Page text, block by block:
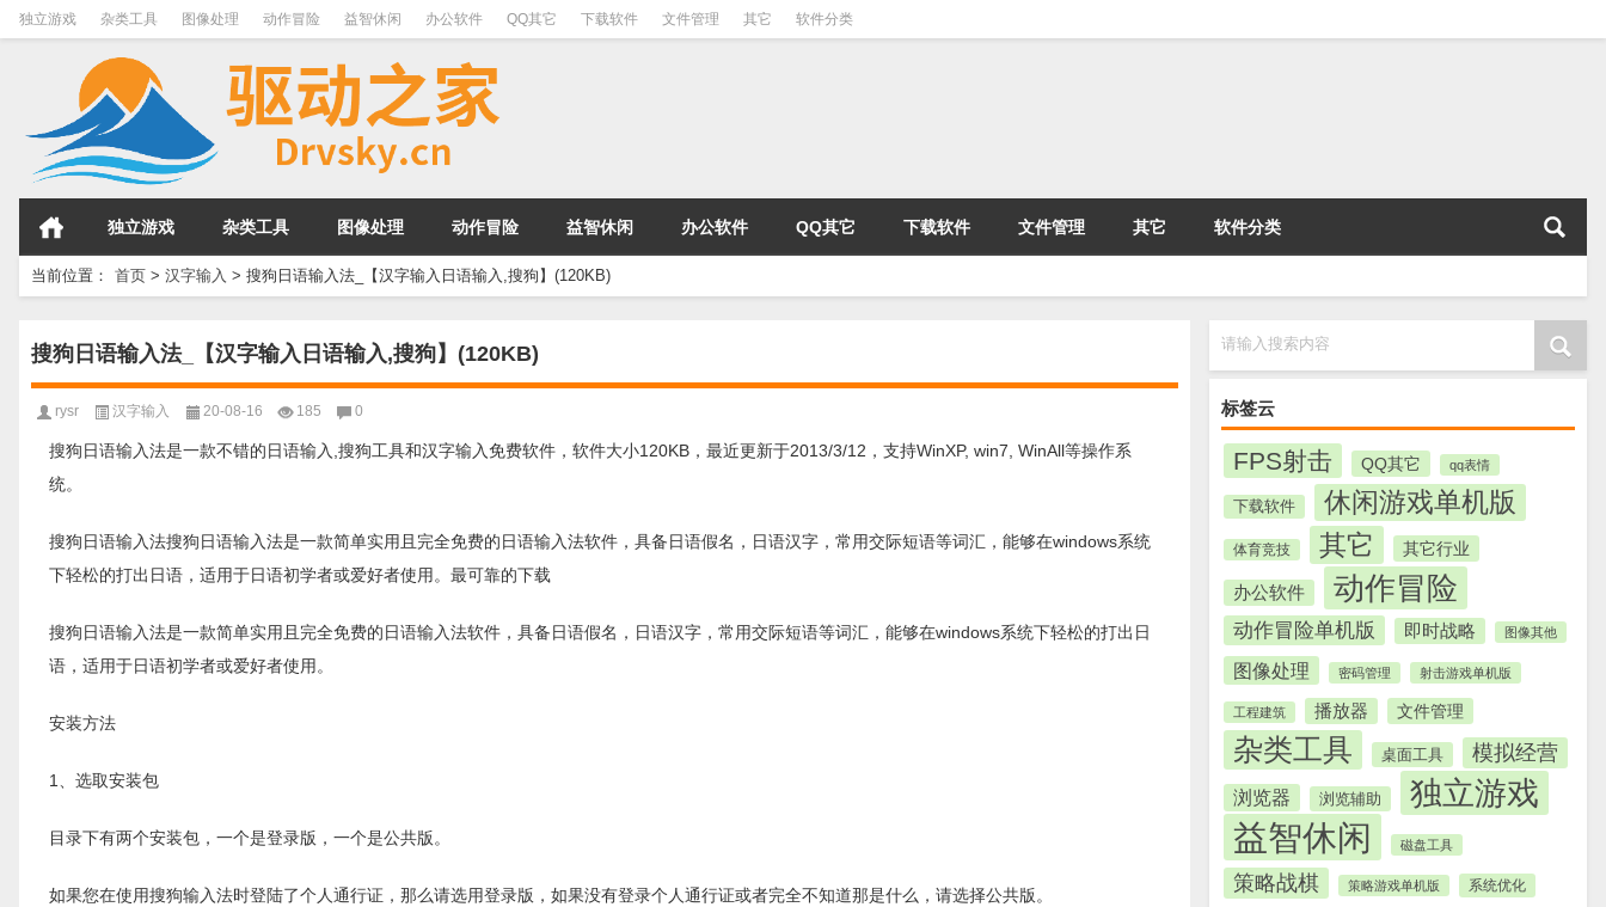
独立游戏 杂类工具 图像处理 动作冒险 益智休闲 办公软件 QQ其它 下载软件 文件管理 其它 软件分类
独立游戏 杂类工具 图像处理 动作冒险 益智休闲 办公软件 QQ其它 下载软件 文件管理 其它 软件分类
当前位置： 首页 > 汉字输入 > 搜狗日语输入法_【汉字输入日语输入,搜狗】(120KB)
请输入搜索内容
标签云
FPS射击 QQ其它 qq表情
下载软件 休闲游戏单机版
体育竞技 其它 其它行业
办公软件 动作冒险
动作冒险单机版 即时战略 图像其他
图像处理 密码管理 射击游戏单机版
工程建筑 播放器 文件管理
杂类工具 桌面工具 模拟经营
浏览器 浏览辅助 独立游戏
益智休闲 磁盘工具
策略战棋 策略游戏单机版 系统优化
搜狗日语输入法_【汉字输入日语输入,搜狗】(120KB)
rysr 汉字输入 20-08-16 185 0
搜狗日语输入法是一款不错的日语输入,搜狗工具和汉字输入免费软件，软件大小120KB，最近更新于2013/3/12，支持WinXP, win7, WinAll等操作系
统。
搜狗日语输入法搜狗日语输入法是一款简单实用且完全免费的日语输入法软件，具备日语假名，日语汉字，常用交际短语等词汇，能够在windows系统
下轻松的打出日语，适用于日语初学者或爱好者使用。最可靠的下载
搜狗日语输入法是一款简单实用且完全免费的日语输入法软件，具备日语假名，日语汉字，常用交际短语等词汇，能够在windows系统下轻松的打出日
语，适用于日语初学者或爱好者使用。
安装方法
1、选取安装包
目录下有两个安装包，一个是登录版，一个是公共版。
如果您在使用搜狗输入法时登陆了个人通行证，那么请选用登录版，如果没有登录个人通行证或者完全不知道那是什么，请选择公共版。